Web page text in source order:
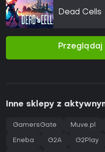
Dead Cells
Inne sklepy z
GamersGate Muve.pl
Eneba G2A G2Play